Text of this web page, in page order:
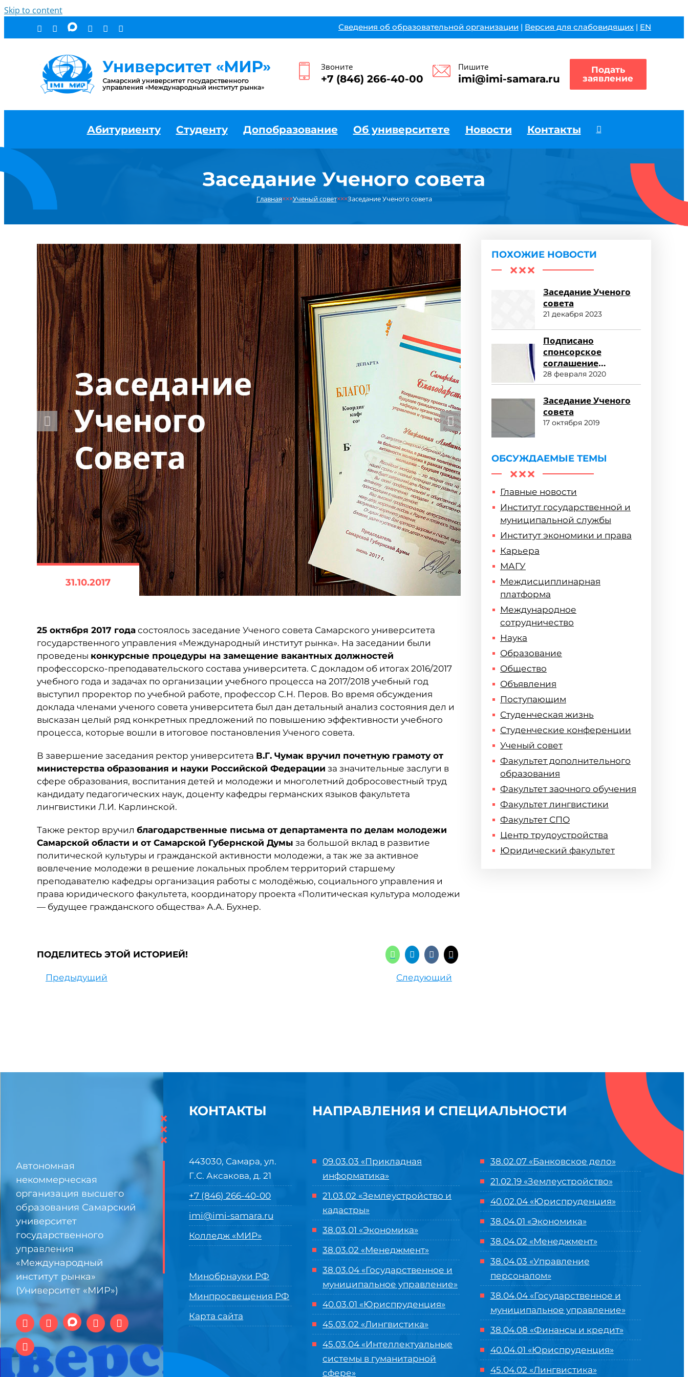
Skip to content
Сведения об образовательной организации | Версия для слабовидящих | EN
Звоните
+7 (846) 266-40-00
Пишите
imi@imi-samara.ru
Подать
заявление
Абитуриенту Студенту Допобразование Об университете Новости Контакты
Заседание Ученого совета
Главная×××Ученый совет×××Заседание Ученого совета
31.10.2017
25 октября 2017 года состоялось заседание Ученого совета Самарского университета
государственного управления «Международный институт рынка». На заседании были
проведены конкурсные процедуры на замещение вакантных должностей
профессорско-преподавательского состава университета. С докладом об итогах 2016/2017
учебного года и задачах по организации учебного процесса на 2017/2018 учебный год
выступил проректор по учебной работе, профессор С.Н. Перов. Во время обсуждения
доклада членами ученого совета университета был дан детальный анализ состояния дел и
высказан целый ряд конкретных предложений по повышению эффективности учебного
процесса, которые вошли в итоговое постановления Ученого совета.
В завершение заседания ректор университета В.Г. Чумак вручил почетную грамоту от
министерства образования и науки Российской Федерации за значительные заслуги в
сфере образования, воспитания детей и молодежи и многолетний добросовестный труд
кандидату педагогических наук, доценту кафедры германских языков факультета
лингвистики Л.И. Карлинской.
Также ректор вручил благодарственные письма от департамента по делам молодежи
Самарской области и от Самарской Губернской Думы за большой вклад в развитие
политической культуры и гражданской активности молодежи, а так же за активное
вовлечение молодежи в решение локальных проблем территорий старшему
преподавателю кафедры организация работы с молодёжью, социального управления и
права юридического факультета, координатору проекта «Политическая культура молодежи
— будущее гражданского общества» А.А. Бухнер.
ПОДЕЛИТЕСЬ ЭТОЙ ИСТОРИЕЙ!
Предыдущий Следующий
ПОХОЖИЕ НОВОСТИ
Заседание Ученого
совета
21 декабря 2023
Подписано
спонсорское
соглашение
университета с
адвокатским бюро
«Мирзоян,
Селиванова и
партнеры»
28 февраля 2020
Заседание Ученого
совета
17 октября 2019
ОБСУЖДАЕМЫЕ ТЕМЫ
Главные новости
Институт государственной и
муниципальной службы
Институт экономики и права
Карьера
МАГУ
Междисциплинарная
платформа
Международное
сотрудничество
Наука
Образование
Общество
Объявления
Поступающим
Студенческая жизнь
Студенческие конференции
Ученый совет
Факультет дополнительного
образования
Факультет заочного обучения
Факультет лингвистики
Факультет СПО
Центр трудоустройства
Юридический факультет
Автономная
некоммерческая
организация высшего
образования Самарский
университет
государственного
управления
«Международный
институт рынка»
(Университет «МИР»)
×
×
×
КОНТАКТЫ
443030, Самара, ул.
Г.С. Аксакова, д. 21
+7 (846) 266-40-00
imi@imi-samara.ru
Колледж «МИР»
Минобрнауки РФ
Минпросвещения РФ
Карта сайта
НАПРАВЛЕНИЯ И СПЕЦИАЛЬНОСТИ
09.03.03 «Прикладная
информатика»
21.03.02 «Землеустройство и
кадастры»
38.03.01 «Экономика»
38.03.02 «Менеджмент»
38.03.04 «Государственное и
муниципальное управление»
40.03.01 «Юриспруденция»
45.03.02 «Лингвистика»
45.03.04 «Интеллектуальные
системы в гуманитарной
сфере»
38.02.07 «Банковское дело»
21.02.19 «Землеустройство»
40.02.04 «Юриспруденция»
38.04.01 «Экономика»
38.04.02 «Менеджмент»
38.04.03 «Управление
персоналом»
38.04.04 «Государственное и
муниципальное управление»
38.04.08 «Финансы и кредит»
40.04.01 «Юриспруденция»
45.04.02 «Лингвистика»